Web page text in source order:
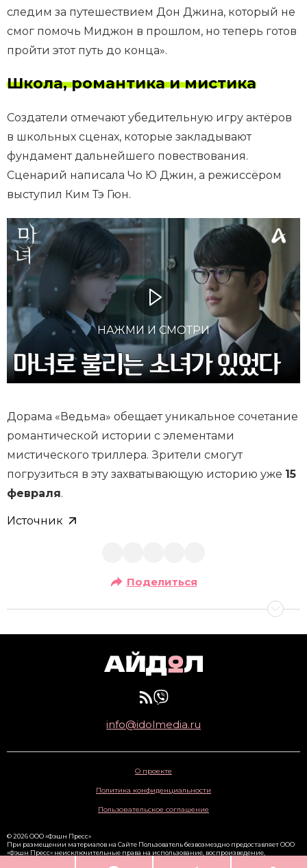
следим за путешествием Дон Джина, который не
смог помочь Миджон в прошлом, но теперь готов
пройти этот путь до конца».
Школа, романтика и мистика
Создатели отмечают убедительную игру актёров
в школьных сценах, которые закладывают
фундамент дальнейшего повествования.
Сценарий написала Чо Ю Джин, а режиссёром
выступил Ким Тэ Гюн.
НАЖМИ И СМОТРИ
Дорама «Ведьма» обещает уникальное сочетание
романтической истории с элементами
мистического триллера. Зрители смогут
погрузиться в эту захватывающую историю уже 15
февраля.
Источник
Поделиться
info@idolmedia.ru
О проекте
Политика конфиденциальности
Пользовательское соглашение
© 2026 ООО «Фэшн Пресс»
При размещении материалов на Сайте Пользователь безвозмездно предоставляет ООО
«Фэшн Пресс» неисключительные права на использование, воспроизведение,